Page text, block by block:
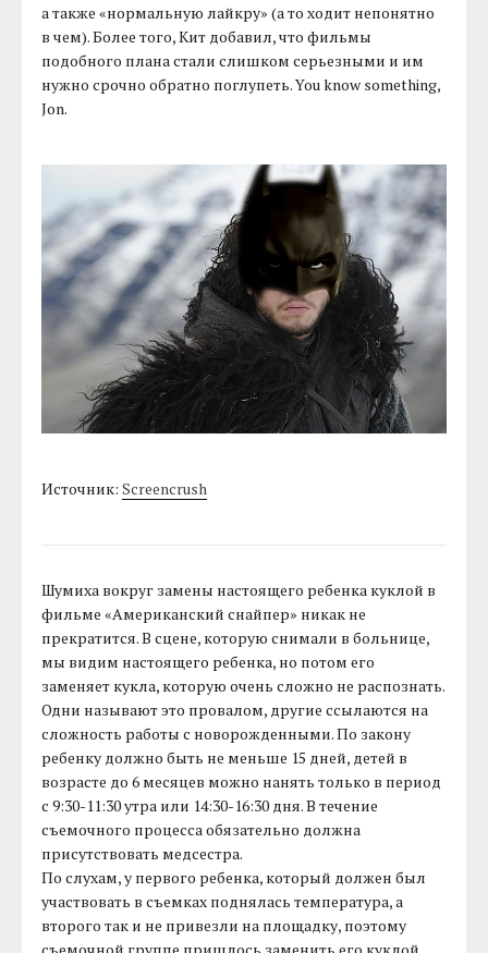
а также «нормальную лайкру» (а то ходит непонятно
в чем). Более того, Кит добавил, что фильмы
подобного плана стали слишком серьезными и им
нужно срочно обратно поглупеть. You know something,
Jon.
Источник:Screencrush
Шумиха вокруг замены настоящего ребенка куклой в
фильме «Американский снайпер» никак не
прекратится. В сцене, которую снимали в больнице,
мы видим настоящего ребенка, но потом его
заменяет кукла, которую очень сложно не распознать.
Одни называют это провалом, другие ссылаются на
сложность работы с новорожденными. По закону
ребенку должно быть не меньше 15 дней, детей в
возрасте до 6 месяцев можно нанять только в период
с 9:30-11:30 утра или 14:30-16:30 дня. В течение
съемочного процесса обязательно должна
присутствовать медсестра.
По слухам, у первого ребенка, который должен был
участвовать в съемках поднялась температура, а
второго так и не привезли на площадку, поэтому